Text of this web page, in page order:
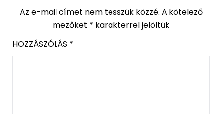
Az e-mail címet nem tesszük közzé. A kötelező
mezőket * karakterrel jelöltük
HOZZÁSZÓLÁS *